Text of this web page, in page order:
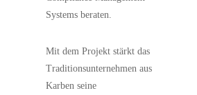
Systems beraten.
Mit dem Projekt stärkt das
Traditionsunternehmen aus
Karben seine